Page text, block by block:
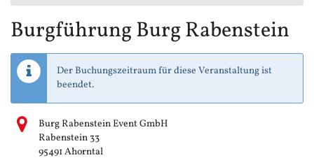
Burgführung Burg Rabenstein
Der Buchungszeitraum für diese Veranstaltung ist
beendet.
Burg Rabenstein Event GmbH
Rabenstein 33
95491 Ahorntal